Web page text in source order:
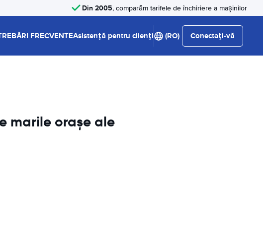
Din 2005, comparăm tarifele de închiriere a mașinilor
FRECVENTEAsistență pentru clienți (RO) Conectați-vă
marile orașe ale